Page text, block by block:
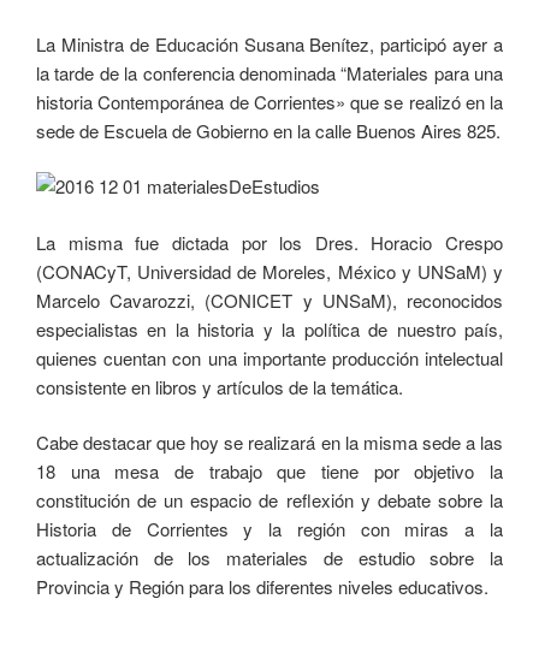
La Ministra de Educación Susana Benítez, participó ayer a
la tarde de la conferencia denominada “Materiales para una
historia Contemporánea de Corrientes» que se realizó en la
sede de Escuela de Gobierno en la calle Buenos Aires 825.
La misma fue dictada por los Dres. Horacio Crespo
(CONACyT, Universidad de Moreles, México y UNSaM) y
Marcelo Cavarozzi, (CONICET y UNSaM), reconocidos
especialistas en la historia y la política de nuestro país,
quienes cuentan con una importante producción intelectual
consistente en libros y artículos de la temática.
Cabe destacar que hoy se realizará en la misma sede a las
18 una mesa de trabajo que tiene por objetivo la
constitución de un espacio de reflexión y debate sobre la
Historia de Corrientes y la región con miras a la
actualización de los materiales de estudio sobre la
Provincia y Región para los diferentes niveles educativos.